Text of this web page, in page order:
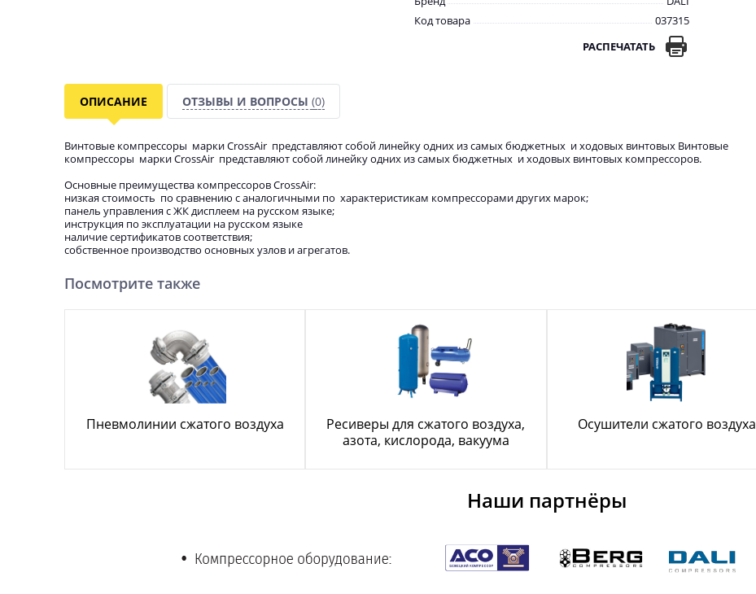
Код товара
037315
РАСПЕЧАТАТЬ
ОПИСАНИЕ ОТЗЫВЫ И ВОПРОСЫ (0)
Винтовые компрессоры марки CrossAir представляют собой линейку одних из самых бюджетных и ходовых винтовых Винтовые
компрессоры марки CrossAir представляют собой линейку одних из самых бюджетных и ходовых винтовых компрессоров.
Основные преимущества компрессоров CrossAir:
низкая стоимость по сравнению с аналогичными по характеристикам компрессорами других марок;
панель управления с ЖК дисплеем на русском языке;
инструкция по эксплуатации на русском языке
наличие сертификатов соответствия;
собственное производство основных узлов и агрегатов.
Посмотрите также
Пневмолинии сжатого воздуха
Ресиверы для сжатого воздуха,
азота, кислорода, вакуума
Осушители сжатого воздуха
Наши партнёры